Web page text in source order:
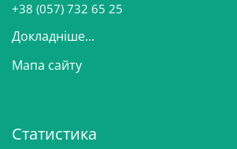
+38 (057) 732 65 25
Докладніше...
Мапа сайту
Статистика